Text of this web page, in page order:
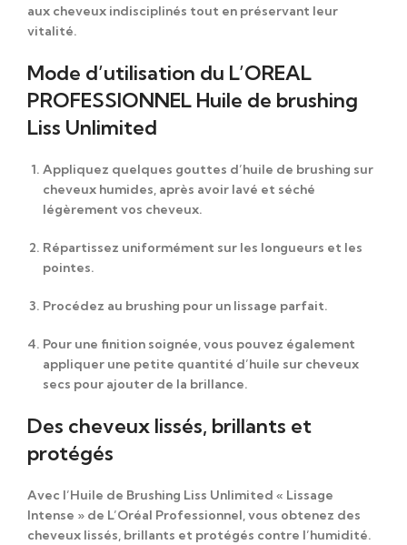
aux cheveux indisciplinés tout en préservant leur
vitalité.
Mode d’utilisation du L’OREAL
PROFESSIONNEL Huile de brushing
Liss Unlimited
Appliquez quelques gouttes d’huile de brushing sur
cheveux humides, après avoir lavé et séché
légèrement vos cheveux.
Répartissez uniformément sur les longueurs et les
pointes.
Procédez au brushing pour un lissage parfait.
Pour une finition soignée, vous pouvez également
appliquer une petite quantité d’huile sur cheveux
secs pour ajouter de la brillance.
Des cheveux lissés, brillants et
protégés
Avec l’Huile de Brushing Liss Unlimited « Lissage
Intense » de L’Oréal Professionnel , vous obtenez des
cheveux lissés, brillants et protégés contre l’humidité.